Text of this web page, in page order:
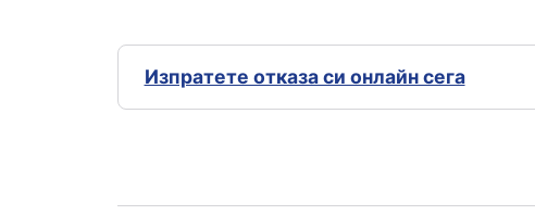
Изпратете отказа си онлайн сега